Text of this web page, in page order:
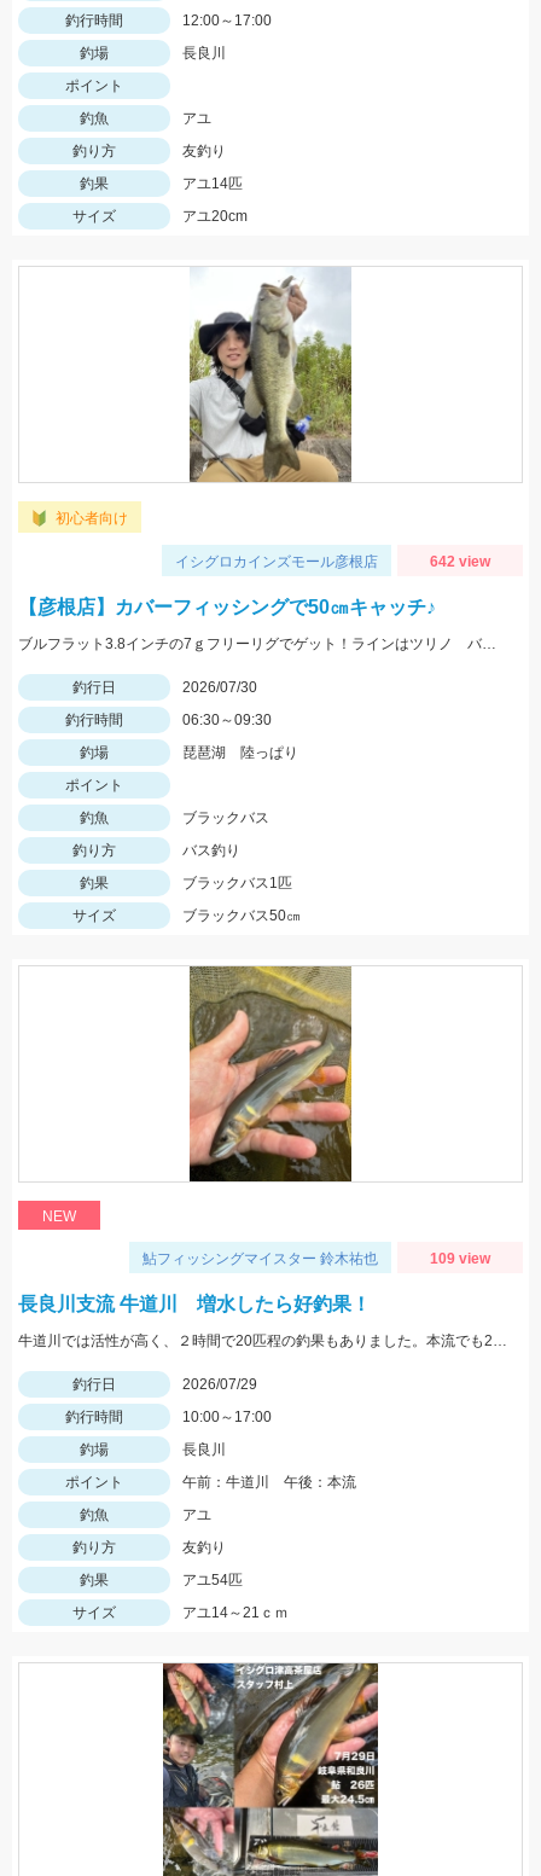
釣行時間
12:00～17:00
釣場
長良川
ポイント
釣魚
アユ
釣り方
友釣り
釣果
アユ14匹
サイズ
アユ20cm
初心者向け
イシグロカインズモール彦根店 642 view
【彦根店】カバーフィッシングで50㎝キャッチ♪
ブルフラット3.8インチの7ｇフリーリグでゲット！ラインはツリノ バス用フロロカーボンライン20LB、フックはオーナー直リグフック3/0を使いました♪
釣行日
2026/07/30
釣行時間
06:30～09:30
釣場
琵琶湖 陸っぱり
ポイント
釣魚
ブラックバス
釣り方
バス釣り
釣果
ブラックバス1匹
サイズ
ブラックバス50㎝
NEW
鮎フィッシングマイスター 鈴木祐也 109 view
長良川支流 牛道川 増水したら好釣果！
牛道川では活性が高く、２時間で20匹程の釣果もありました。本流でも20ｃｍクラスの鮎が掛かるようになってきており楽しむことができています。
釣行日
2026/07/29
釣行時間
10:00～17:00
釣場
長良川
ポイント
午前：牛道川 午後：本流
釣魚
アユ
釣り方
友釣り
釣果
アユ54匹
サイズ
アユ14～21ｃｍ